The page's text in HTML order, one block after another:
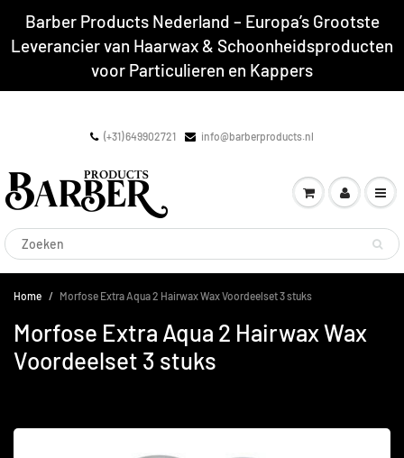
Barber Products Nederland – Europa’s Grootste
Leverancier van Haarwax & Schoonheidsproducten
voor Particulieren en Kappers
(+31) 649902721 info@barberproducts.nl
Home Morfose Extra Aqua 2 Hairwax Wax Voordeelset 3 stuks
Morfose Extra Aqua 2 Hairwax Wax
Voordeelset 3 stuks